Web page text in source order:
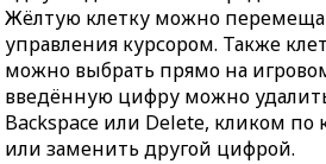
Жёлтую клетку можно
управления курсором. Также
можно выбрать прямо на
введённую цифру можно
Backspace или Delete, кликом по
или заменить другой цифрой.